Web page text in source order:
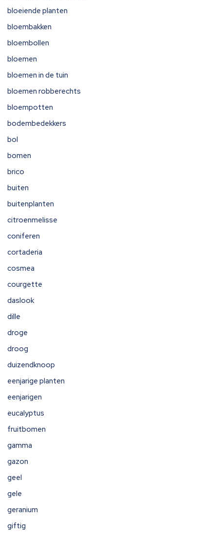
bloeiende planten
bloembakken
bloembollen
bloemen
bloemen in de tuin
bloemen robberechts
bloempotten
bodembedekkers
bol
bomen
brico
buiten
buitenplanten
citroenmelisse
coniferen
cortaderia
cosmea
courgette
daslook
dille
droge
droog
duizendknoop
eenjarige planten
eenjarigen
eucalyptus
fruitbomen
gamma
gazon
geel
gele
geranium
giftig